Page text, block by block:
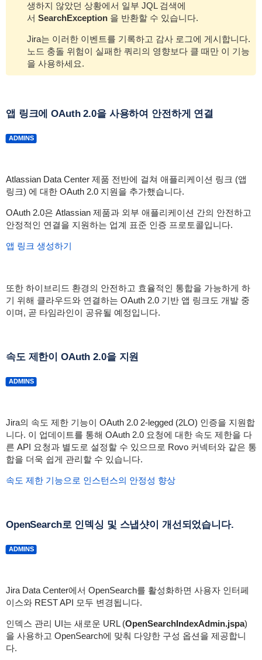
생하지 않았던 상황에서 일부 JQL 검색에
서 SearchException 을 반환할 수 있습니다.
Jira는 이러한 이벤트를 기록하고 감사 로그에 게시합니다.
노드 충돌 위험이 실패한 쿼리의 영향보다 클 때만 이 기능
을 사용하세요.
앱 링크에 OAuth 2.0을 사용하여 안전하게 연결
ADMINS
Atlassian Data Center 제품 전반에 걸쳐 애플리케이션 링크 (앱
링크) 에 대한 OAuth 2.0 지원을 추가했습니다.
OAuth 2.0은 Atlassian 제품과 외부 애플리케이션 간의 안전하고
안정적인 연결을 지원하는 업계 표준 인증 프로토콜입니다.
앱 링크 생성하기
또한 하이브리드 환경의 안전하고 효율적인 통합을 가능하게 하
기 위해 클라우드와 연결하는 OAuth 2.0 기반 앱 링크도 개발 중
이며, 곧 타임라인이 공유될 예정입니다.
속도 제한이 OAuth 2.0을 지원
ADMINS
Jira의 속도 제한 기능이 OAuth 2.0 2-legged (2LO) 인증을 지원합
니다. 이 업데이트를 통해 OAuth 2.0 요청에 대한 속도 제한을 다
른 API 요청과 별도로 설정할 수 있으므로 Rovo 커넥터와 같은 통
합을 더욱 쉽게 관리할 수 있습니다.
속도 제한 기능으로 인스턴스의 안정성 향상
OpenSearch로 인덱싱 및 스냅샷이 개선되었습니다.
ADMINS
Jira Data Center에서 OpenSearch를 활성화하면 사용자 인터페
이스와 REST API 모두 변경됩니다.
인덱스 관리 UI는 새로운 URL (OpenSearchIndexAdmin.jspa)
을 사용하고 OpenSearch에 맞춰 다양한 구성 옵션을 제공합니
다.